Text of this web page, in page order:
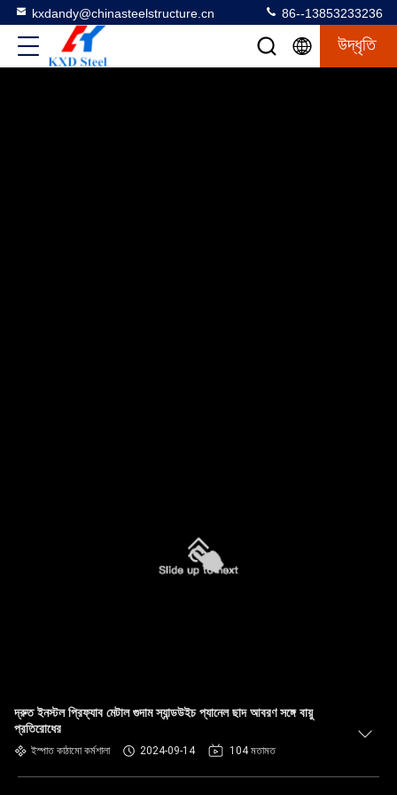
kxdandy@chinasteelstructure.cn 86--13853233236
উদ্ধৃতি
দ্রুত ইনস্টল প্রিফ্যাব মেটাল গুদাম স্যান্ডউইচ প্যানেল ছাদ আবরণ সঙ্গে বায়ু
প্রতিরোধের
ইস্পাত কাঠামো কর্মশালা 2024-09-14 104 মতামত